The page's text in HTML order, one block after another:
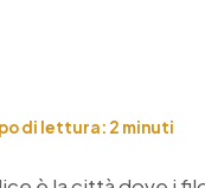
di lettura: 2 minuti